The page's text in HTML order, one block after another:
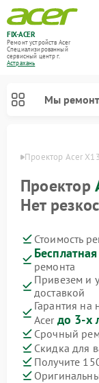
FIX-ACER
Ремонт устройств Acer
Специализированный
cервисный центр г.
Астрахань
Мы
Проектор Acer
Проектор
Нет
Стоимость
ремонта
Привезем и
доставкой
Гарантия на
Acer до 3-х
Срочный
Скидка для
Получите